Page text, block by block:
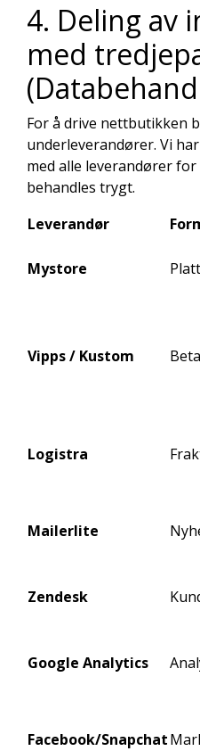
4. Deling av
med
For å drive nettbutikken
underleverandører. Vi
med alle leverandører
behandles trygt.
Leverandør
Mystore
Vipps / Kustom
Logistra
Mailerlite
Zendesk
Google Analytics
Facebook/Snapchat